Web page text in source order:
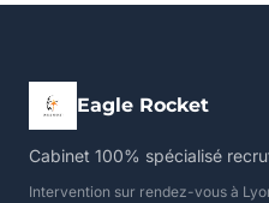
Eagle Rocket
Cabinet 100% spécialisé
Intervention sur rendez-vous à